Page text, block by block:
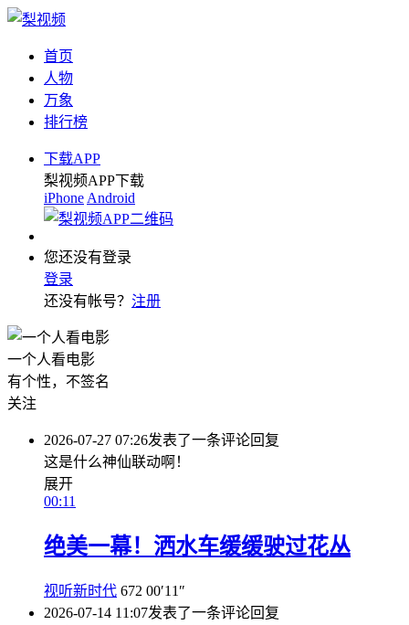
首页
人物
万象
排行榜
下载APP
梨视频APP下载
iPhone Android
您还没有登录
登录
还没有帐号？ 注册
一个人看电影
有个性，不签名
关注
2026-07-27 07:26发表了一条评论回复
这是什么神仙联动啊！
展开
00:11
绝美一幕！洒水车缓缓驶过花丛
视听新时代 672 00′11″
2026-07-14 11:07发表了一条评论回复